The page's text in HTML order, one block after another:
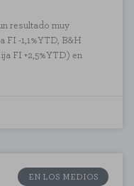
resultado muy
-1,1%YTD, B&H
FI +2,5%YTD) en
EN LOS MEDIOS